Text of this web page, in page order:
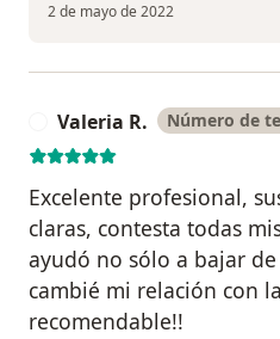
2 de mayo de 2022
Valeria R. Número de
Excelente profesional,
claras, contesta todas
ayudó no sólo a bajar
cambié mi relación con
recomendable!!